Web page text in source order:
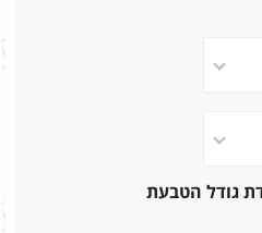
גודל הטבעת